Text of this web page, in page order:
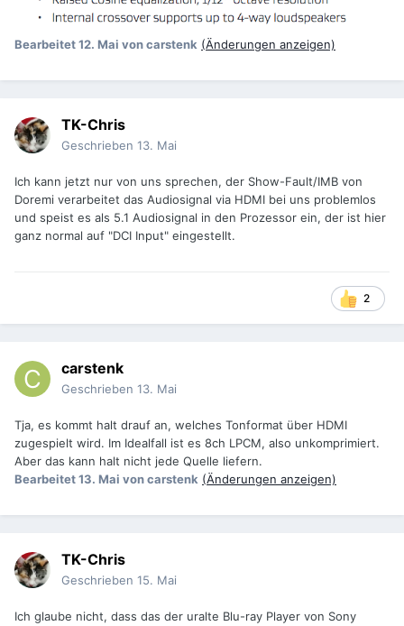
Bearbeitet12. Mai von carstenk (Änderungen anzeigen)
TK-Chris
Geschrieben 13. Mai
Ich kann jetzt nur von uns sprechen, der Show-Fault/IMB von
Doremi verarbeitet das Audiosignal via HDMI bei uns problemlos
und speist es als 5.1 Audiosignal in den Prozessor ein, der ist hier
ganz normal auf "DCI Input" eingestellt.
2
carstenk
Geschrieben 13. Mai
Tja, es kommt halt drauf an, welches Tonformat über HDMI
zugespielt wird. Im Idealfall ist es 8ch LPCM, also unkomprimiert.
Aber das kann halt nicht jede Quelle liefern.
Bearbeitet13. Mai von carstenk (Änderungen anzeigen)
TK-Chris
Geschrieben 15. Mai
Ich glaube nicht, dass das der uralte Blu-ray Player von Sony